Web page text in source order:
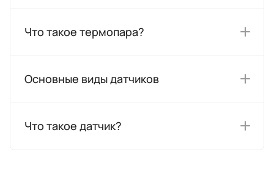
Что такое термопара?
Основные виды датчиков
Что такое датчик?